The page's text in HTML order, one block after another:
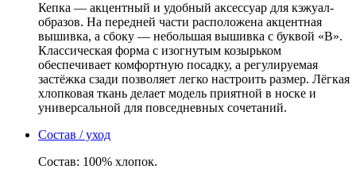
Кепка — акцентный и удобный аксессуар для кэжуал-
образов. На передней части расположена акцентная
вышивка, а сбоку — небольшая вышивка с буквой «B».
Классическая форма с изогнутым козырьком
обеспечивает комфортную посадку, а регулируемая
застёжка сзади позволяет легко настроить размер. Лёгкая
хлопковая ткань делает модель приятной в носке и
универсальной для повседневных сочетаний.
Состав / уход
Состав: 100% хлопок.